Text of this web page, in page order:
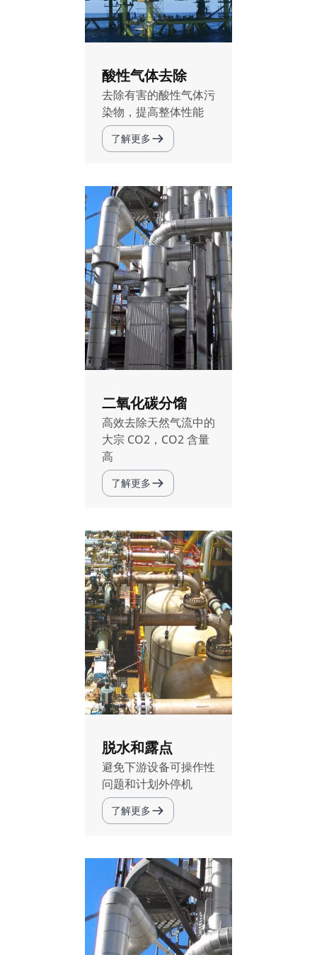
酸性气体去除
去除有害的酸性气体污
染物，提高整体性能
了解更多
二氧化碳分馏
高效去除天然气流中的
大宗 CO2，CO2 含量
高
了解更多
脱水和露点
避免下游设备可操作性
问题和计划外停机
了解更多